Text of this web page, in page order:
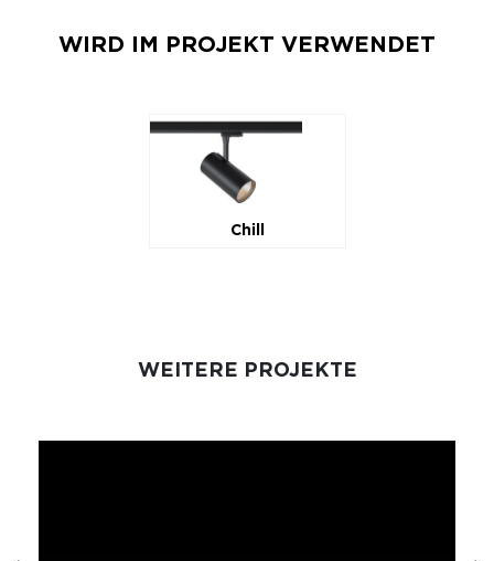
WIRD IM PROJEKT VERWENDET
Chill
WEITERE PROJEKTE